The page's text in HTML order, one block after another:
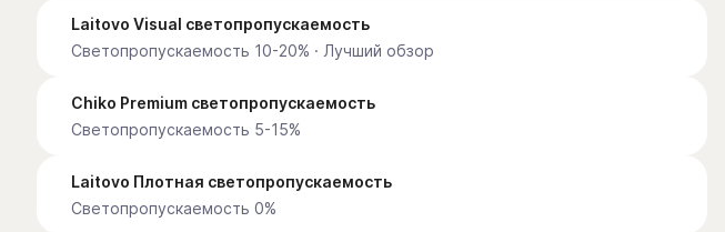
Laitovo Visual светопропускаемость
Светопропускаемость 10-20% · Лучший обзор
Chiko Premium светопропускаемость
Светопропускаемость 5-15%
Laitovo Плотная светопропускаемость
Светопропускаемость 0%